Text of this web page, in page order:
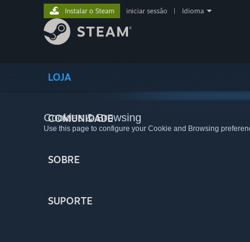
LOJA
COMUNIDADE
SOBRE
SUPORTE
Instalar o Steam iniciar sessão Idioma
Cookies & Browsing
Use this page to configure your Cookie and Browsing